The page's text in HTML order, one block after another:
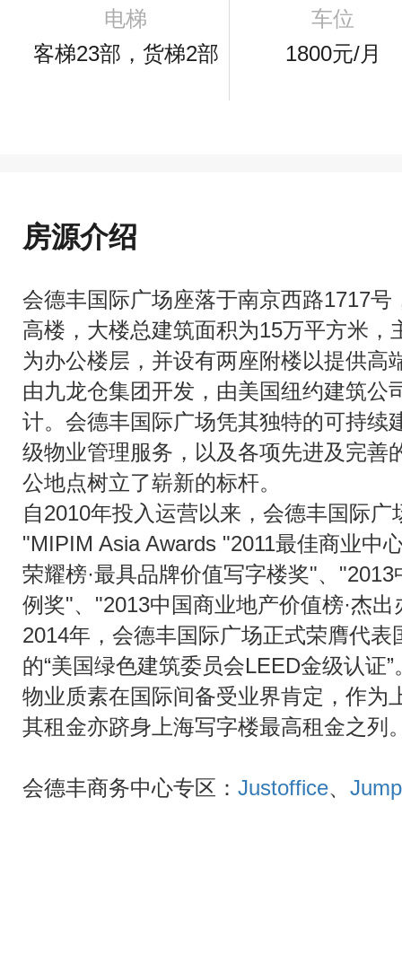
电梯
客梯23部，货梯2部
车位
1800元/月
房源介绍
会德丰国际广场座落于南京西路1717
高楼，大楼总建筑面积为15万平方米，
为办公楼层，并设有两座附楼以提供高
由九龙仓集团开发，由美国纽约建筑公
计。会德丰国际广场凭其独特的可持续
级物业管理服务，以及各项先进及完善
公地点树立了崭新的标杆。
自2010年投入运营以来，会德丰国际
"MIPIM Asia Awards "2011最佳商业中
荣耀榜·最具品牌价值写字楼奖"、
例奖"、"2013中国商业地产价值榜·杰
2014年，会德丰国际广场正式荣膺代
的“美国绿色建筑委员会LEED金级认证
物业质素在国际间备受业界肯定，作为
其租金亦跻身上海写字楼最高租金之列
会德丰商务中心专区： Justoffice、